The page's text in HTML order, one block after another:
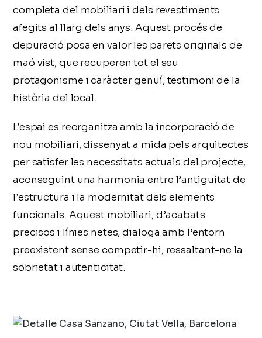
completa del mobiliari i dels revestiments
afegits al llarg dels anys. Aquest procés de
depuració posa en valor les parets originals de
maó vist, que recuperen tot el seu
protagonisme i caràcter genuí, testimoni de la
història del local.
L’espai es reorganitza amb la incorporació de
nou mobiliari, dissenyat a mida pels arquitectes
per satisfer les necessitats actuals del projecte,
aconseguint una harmonia entre l’antiguitat de
l’estructura i la modernitat dels elements
funcionals. Aquest mobiliari, d’acabats
precisos i línies netes, dialoga amb l’entorn
preexistent sense competir-hi, ressaltant-ne la
sobrietat i autenticitat.